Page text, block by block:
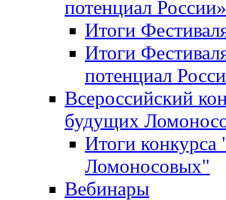
потенциал России»
Итоги
Итоги
потенциал
Всероссийский
будущих
Итоги
Ломоносовых"
Вебинары